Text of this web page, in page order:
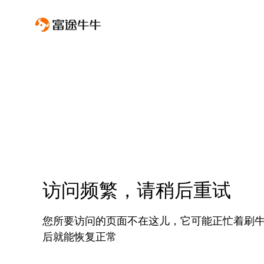
访问频繁，请稍后重试
您所要访问的页面不在这儿，它可能正忙着刷
后就能恢复正常